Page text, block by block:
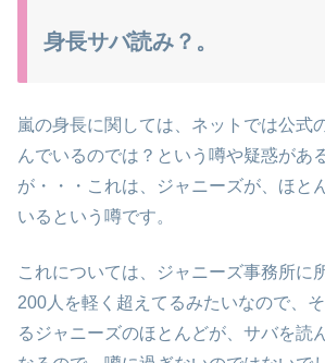
身長サバ読み？。
嵐の身長に関しては、ネットでは公式
んでいるのでは？という噂や疑惑があ
が・・・これは、ジャニーズが、ほと
いるという噂です。
これについては、ジャニーズ事務所に
200人を軽く超えてるみたいなので、
るジャニーズのほとんどが、サバを読